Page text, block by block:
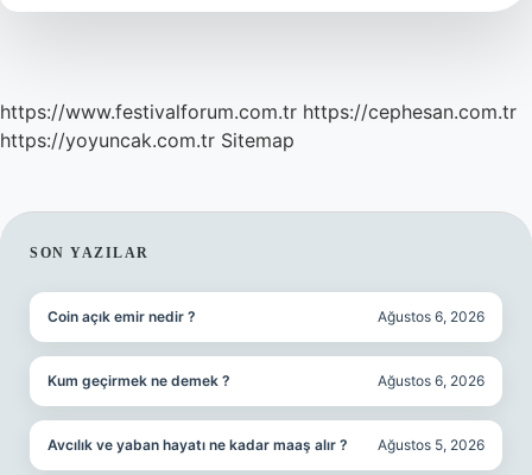
Ne
https://www.festivalforum.com.tr https://cephesan.com.tr
https://yoyuncak.com.tr Sitemap
SIDEBAR
SON YAZILAR
Coin açık emir nedir ? Ağustos 6, 2026
Kum geçirmek ne demek ? Ağustos 6, 2026
Avcılık ve yaban hayatı ne kadar maaş alır ? Ağustos 5, 2026